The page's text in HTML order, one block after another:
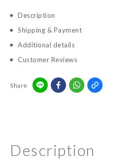
Description
Shipping & Payment
Additional details
Customer Reviews
Share
Description